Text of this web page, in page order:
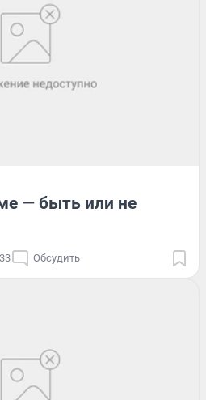
— быть или не
Обсудить